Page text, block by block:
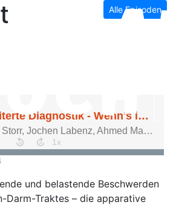
Alle Episoden
und belastende Beschwerden
Darm-Traktes – die apparative